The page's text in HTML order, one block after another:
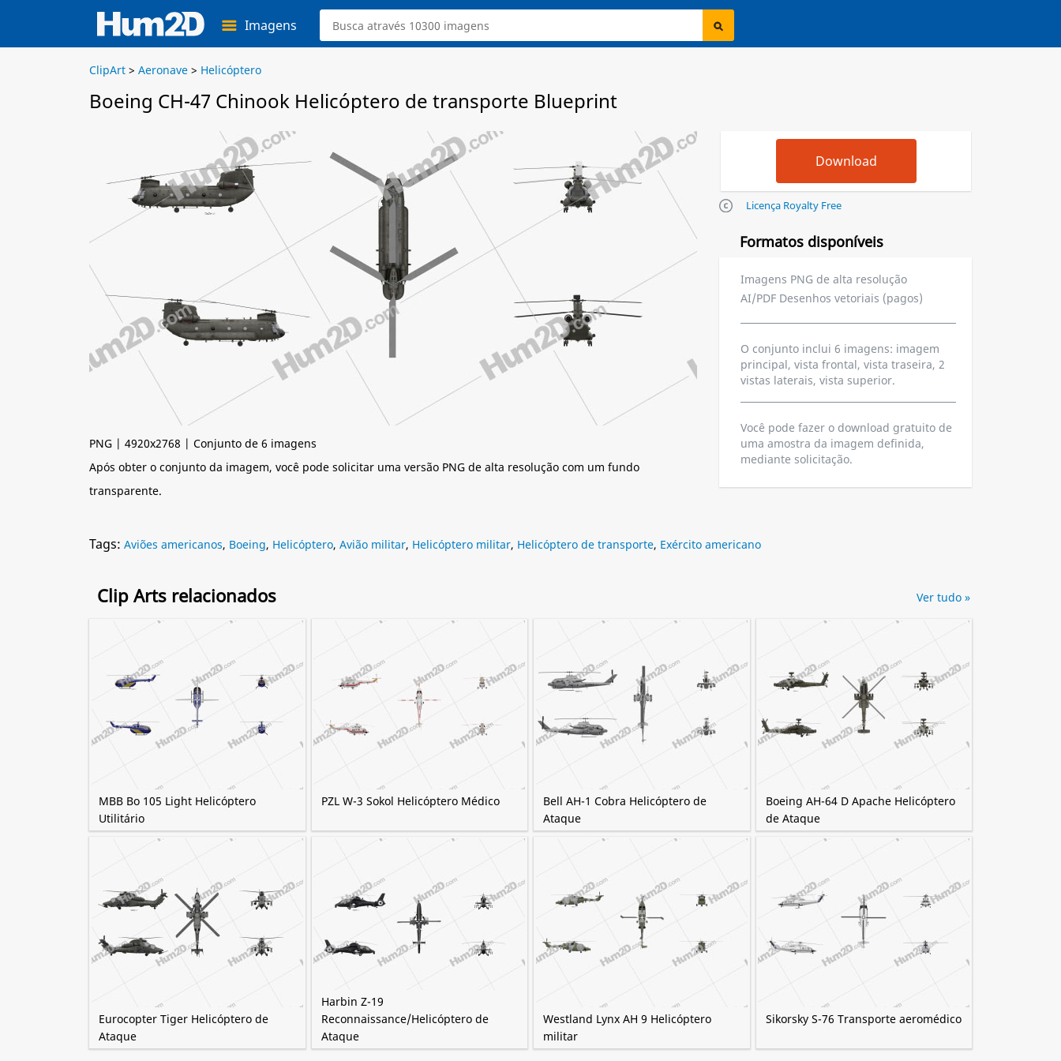
Imagens
ClipArt > Aeronave > Helicóptero
Boeing CH-47 Chinook Helicóptero de transporte Blueprint
PNG | 4920x2768 | Conjunto de 6 imagens
Após obter o conjunto da imagem, você pode solicitar uma versão PNG de alta resolução com um fundo
transparente.
Licença Royalty Free
Formatos disponíveis
Imagens PNG de alta resolução
AI/PDF Desenhos vetoriais (pagos)
O conjunto inclui 6 imagens: imagem
principal, vista frontal, vista traseira, 2
vistas laterais, vista superior.
Você pode fazer o download gratuito de
uma amostra da imagem definida,
mediante solicitação.
Tags: Aviões americanos, Boeing, Helicóptero, Avião militar, Helicóptero militar, Helicóptero de transporte, Exército americano
Clip Arts relacionados
MBB Bo 105 Light Helicóptero
Utilitário
PZL W-3 Sokol Helicóptero Médico
Bell AH-1 Cobra Helicóptero de
Ataque
Boeing AH-64 D Apache Helicóptero
de Ataque
Eurocopter Tiger Helicóptero de
Ataque
Harbin Z-19
Reconnaissance/Helicóptero de
Ataque
Westland Lynx AH 9 Helicóptero
militar
Sikorsky S-76 Transporte aeromédico
Ver tudo »